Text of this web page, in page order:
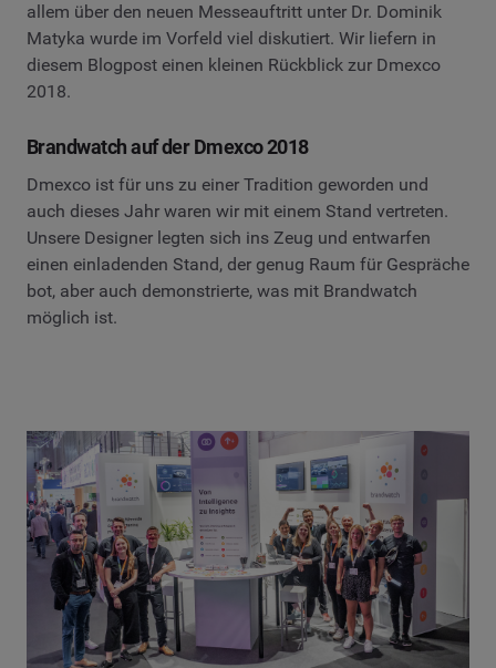
allem über den neuen Messeauftritt unter Dr. Dominik
Matyka wurde im Vorfeld viel diskutiert. Wir liefern in
diesem Blogpost einen kleinen Rückblick zur Dmexco
2018.
Brandwatch auf der Dmexco 2018
Dmexco ist für uns zu einer Tradition geworden und
auch dieses Jahr waren wir mit einem Stand vertreten.
Unsere Designer legten sich ins Zeug und entwarfen
einen einladenden Stand, der genug Raum für Gespräche
bot, aber auch demonstrierte, was mit Brandwatch
möglich ist.